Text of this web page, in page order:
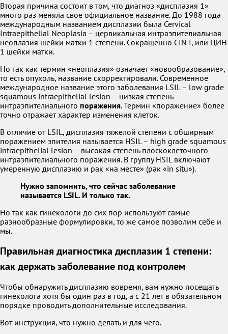
Вторая причина состоит в том, что диагноз «дисплазия 1»
много раз меняла свое официальное название. До 1988 года
международным названием дисплазии была Cervical
Intraepithelial Neoplasia – цервикальная интраэпителиальная
неоплазия шейки матки 1 степени. Сокращенно CIN I, или ЦИН
1 шейки матки.
Но так как термин «неоплазия» означает «новообразование»,
то есть опухоль, название скорректировали. Современное
международное название этого заболевания LSIL – low grade
squamous intraepithelial lesion – низкая степень
интраэпителиального поражения. Термин «поражение» более
точно отражает характер изменения клеток.
В отличие от LSIL, дисплазия тяжелой степени с обширным
поражением эпителия называется HSIL – high grade squamous
intraepithelial lesion – высокая степень плоскоклеточного
интраэпителиального поражения. В группу HSIL включают
умеренную дисплазию и рак «на месте» (рак «in situ»).
Нужно запомнить, что сейчас заболевание
называется LSIL. И только так.
Но так как гинекологи до сих пор используют самые
разнообразные формулировки, то же самое позволим себе и
мы.
Правильная диагностика дисплазии 1 степени:
как держать заболевание под контролем
Чтобы обнаружить дисплазию вовремя, вам нужно посещать
гинеколога хотя бы один раз в год, а с 21 лет в обязательном
порядке проводить дополнительные исследования.
Вот инструкция, что нужно делать и для чего.